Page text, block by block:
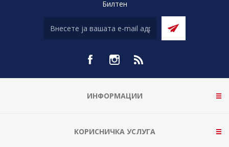
Билтен
ИНФОРМАЦИИ
КОРИСНИЧКА УСЛУГА